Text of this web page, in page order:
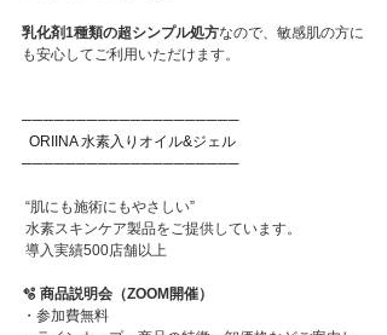
乳化剤1種類の超シンプル処方なので、敏感肌の方に
も安心してご利用いただけます。
────────────────────
ORIINA 水素入りオイル&ジェル
────────────────────
“肌にも施術にもやさしい”
水素スキンケア製品をご提供しています。
導入実績500店舗以上
🫧 商品説明会（ZOOM開催）
・参加費無料